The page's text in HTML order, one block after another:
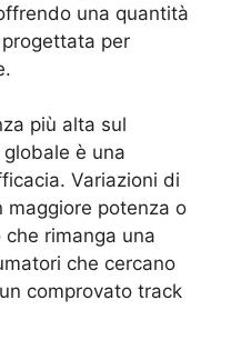
una quantità
per
più alta sul
è una
Variazioni di
maggiore potenza o
rimanga una
che cercano
comprovato track